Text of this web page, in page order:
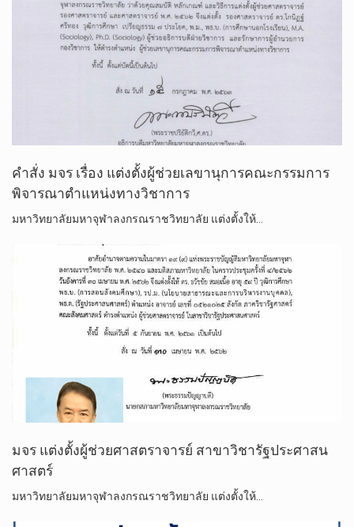
คำสั่ง​ มจร​ เรื่อง​ แต่งตั้ง​ผู้​ช่วยเลขานุการ​คณะกรรมการ​
พิจารณา​ตำแหน่ง​ทางวิชาการ
มหาวิทยาลัย​มหา​จุฬา​ลง​ก​รณ​ราช​วิทยาลัย​ แต่งตั้ง​ให้​…
มจร​ แต่งตั้ง​ผู้​ช่วยศาสตรา​จารย์​ สาขาวิชา​รัฐประ​ศ​า​สน​
ศาสตร์
มหา​วิทยาลัย​มหา​จุฬา​ลง​ก​รณ​ราช​วิทยาลัย​ แต่งตั้ง​ให้​…